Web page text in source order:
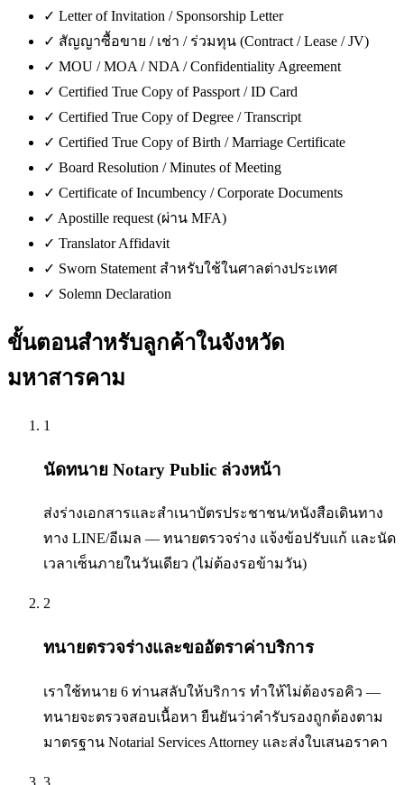
✓ Letter of Invitation / Sponsorship Letter
✓ สัญญาซื้อขาย / เช่า / ร่วมทุน (Contract / Lease / JV)
✓ MOU / MOA / NDA / Confidentiality Agreement
✓ Certified True Copy of Passport / ID Card
✓ Certified True Copy of Degree / Transcript
✓ Certified True Copy of Birth / Marriage Certificate
✓ Board Resolution / Minutes of Meeting
✓ Certificate of Incumbency / Corporate Documents
✓ Apostille request (ผ่าน MFA)
✓ Translator Affidavit
✓ Sworn Statement สำหรับใช้ในศาลต่างประเทศ
✓ Solemn Declaration
ขั้นตอนสำหรับลูกค้าในจังหวัด
มหาสารคาม
1
นัดทนาย Notary Public ล่วงหน้า
ส่งร่างเอกสารและสำเนาบัตรประชาชน/หนังสือเดินทาง
ทาง LINE/อีเมล — ทนายตรวจร่าง แจ้งข้อปรับแก้ และนัด
เวลาเซ็นภายในวันเดียว (ไม่ต้องรอข้ามวัน)
2
ทนายตรวจร่างและขออัตราค่าบริการ
เราใช้ทนาย 6 ท่านสลับให้บริการ ทำให้ไม่ต้องรอคิว —
ทนายจะตรวจสอบเนื้อหา ยืนยันว่าคำรับรองถูกต้องตาม
มาตรฐาน Notarial Services Attorney และส่งใบเสนอราคา
3